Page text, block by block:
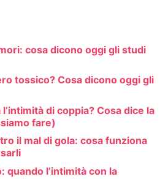
cosa dicono oggi gli studi
tossico? Cosa dicono oggi gli
di coppia? Cosa dice la
fare)
il mal di gola: cosa funziona
quando l’intimità con la